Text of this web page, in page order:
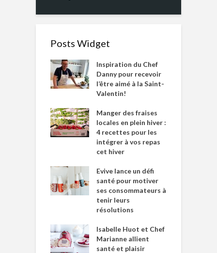
Posts Widget
Inspiration du Chef
Danny pour recevoir
l’être aimé à la Saint-
Valentin!
Manger des fraises
locales en plein hiver :
4 recettes pour les
intégrer à vos repas
cet hiver
Evive lance un défi
santé pour motiver
ses consommateurs à
tenir leurs
résolutions
Isabelle Huot et Chef
Marianne allient
santé et plaisir